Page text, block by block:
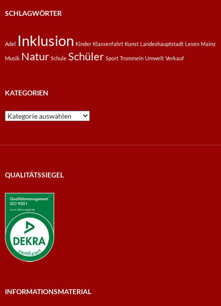
SCHLAGWÖRTER
Adel Inklusion Kinder Klassenfahrt Kunst Landeshauptstadt Lesen Mainz
Musik Natur Schule Schüler Sport Trommeln Umwelt Verkauf
KATEGORIEN
Kategorien
QUALITÄTSSIEGEL
INFORMATIONSMATERIAL